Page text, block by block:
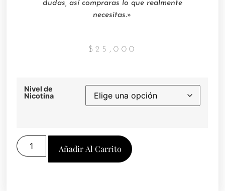
dudas, así compraras lo que realmente
necesitas.»
$ 25,000
Nivel de
Nicotina
Añadir Al Carrito